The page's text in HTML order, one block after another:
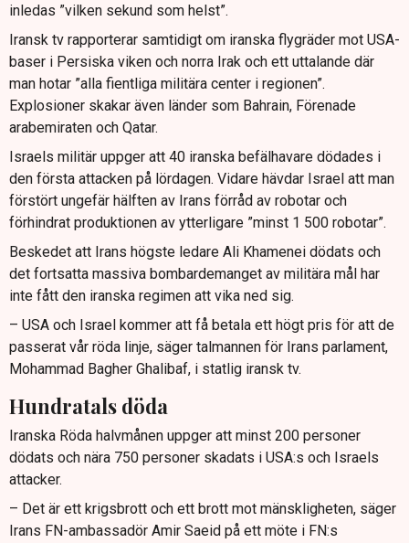
inledas ”vilken sekund som helst”.
Iransk tv rapporterar samtidigt om iranska flygräder mot USA-
baser i Persiska viken och norra Irak och ett uttalande där
man hotar ”alla fientliga militära center i regionen”.
Explosioner skakar även länder som Bahrain, Förenade
arabemiraten och Qatar.
Israels militär uppger att 40 iranska befälhavare dödades i
den första attacken på lördagen. Vidare hävdar Israel att man
förstört ungefär hälften av Irans förråd av robotar och
förhindrat produktionen av ytterligare ”minst 1 500 robotar”.
Beskedet att Irans högste ledare Ali Khamenei dödats och
det fortsatta massiva bombardemanget av militära mål har
inte fått den iranska regimen att vika ned sig.
– USA och Israel kommer att få betala ett högt pris för att de
passerat vår röda linje, säger talmannen för Irans parlament,
Mohammad Bagher Ghalibaf, i statlig iransk tv.
Hundratals döda
Iranska Röda halvmånen uppger att minst 200 personer
dödats och nära 750 personer skadats i USA:s och Israels
attacker.
– Det är ett krigsbrott och ett brott mot mänskligheten, säger
Irans FN-ambassadör Amir Saeid på ett möte i FN:s